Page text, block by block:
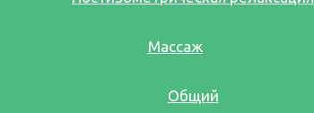
Массаж
Общий